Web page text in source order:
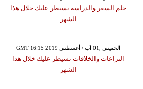
حلم السفر والدراسة يسيطر عليك خلال هذا
الشهر
GMT 16:15 2019 الخميس ,01 آب / أغسطس
النزاعات والخلافات تسيطر عليك خلال هذا
الشهر